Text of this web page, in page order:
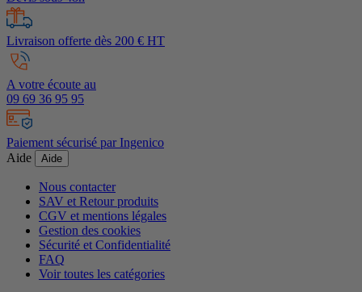
Livraison offerte dès 200 € HT
A votre écoute au
09 69 36 95 95
Paiement sécurisé par Ingenico
Aide
Aide
Nous contacter
SAV et Retour produits
CGV et mentions légales
Gestion des cookies
Sécurité et Confidentialité
FAQ
Voir toutes les catégories